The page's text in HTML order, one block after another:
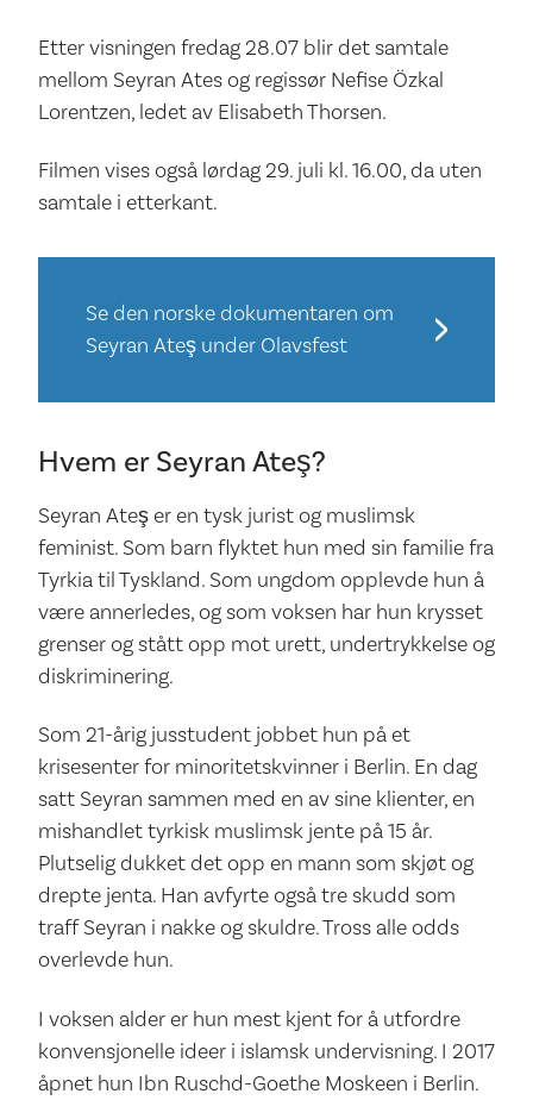
Etter visningen fredag 28.07 blir det samtale
mellom Seyran Ates og regissør Nefise Özkal
Lorentzen, ledet av Elisabeth Thorsen.
Filmen vises også lørdag 29. juli kl. 16.00, da uten
samtale i etterkant.
Se den norske dokumentaren om
Seyran Ateş under Olavsfest
Hvem er Seyran Ateş?
Seyran Ateş er en tysk jurist og muslimsk
feminist. Som barn flyktet hun med sin familie fra
Tyrkia til Tyskland. Som ungdom opplevde hun å
være annerledes, og som voksen har hun krysset
grenser og stått opp mot urett, undertrykkelse og
diskriminering.
Som 21-årig jusstudent jobbet hun på et
krisesenter for minoritetskvinner i Berlin. En dag
satt Seyran sammen med en av sine klienter, en
mishandlet tyrkisk muslimsk jente på 15 år.
Plutselig dukket det opp en mann som skjøt og
drepte jenta. Han avfyrte også tre skudd som
traff Seyran i nakke og skuldre. Tross alle odds
overlevde hun.
I voksen alder er hun mest kjent for å utfordre
konvensjonelle ideer i islamsk undervisning. I 2017
åpnet hun Ibn Ruschd-Goethe Moskeen i Berlin.